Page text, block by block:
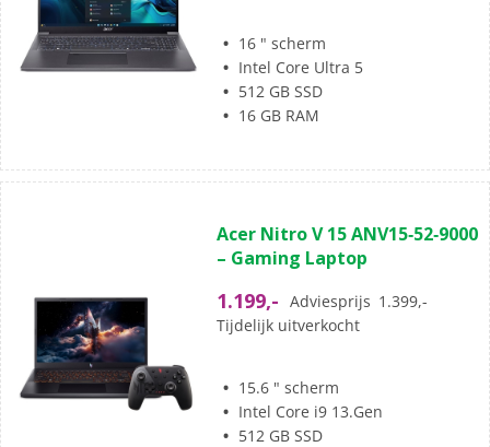
16 " scherm
Intel Core Ultra 5
512 GB SSD
16 GB RAM
van
de
sterren.
Acer Nitro V 15 ANV15‑52‑9000
– Gaming Laptop
1.199,- Adviesprijs 1.399,-
Tijdelijk uitverkocht
15.6 " scherm
Intel Core i9 13.Gen
512 GB SSD